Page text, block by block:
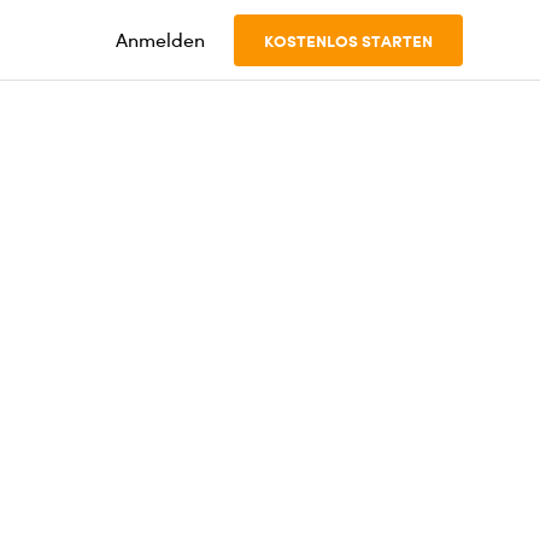
Anmelden KOSTENLOS STARTEN